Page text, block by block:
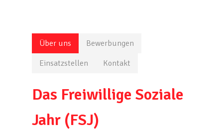
Über uns
Bewerbungen
Einsatzstellen
Kontakt
Das Freiwillige Soziale
Jahr (FSJ)